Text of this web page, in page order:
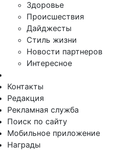
Здоровье
Происшествия
Дайджесты
Стиль жизни
Новости партнеров
Интересное
Контакты
Редакция
Рекламная служба
Поиск по сайту
Мобильное приложение
Награды